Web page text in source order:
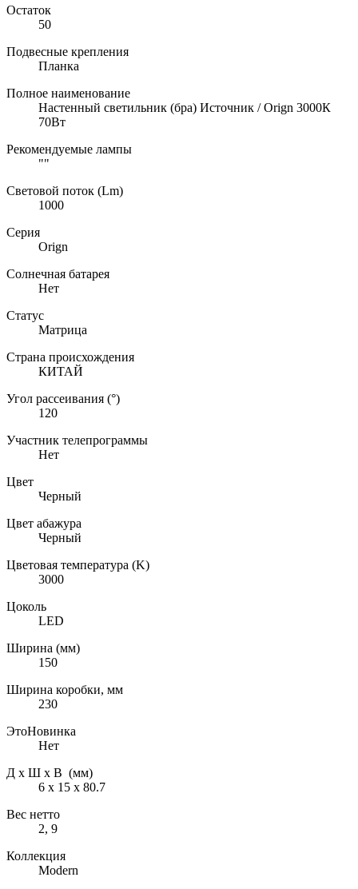
Остаток
50
Подвесные крепления
Планка
Полное наименование
Настенный светильник (бра) Источник / Orign 3000К
70Вт
Рекомендуемые лампы
""
Световой поток (Lm)
1000
Серия
Orign
Солнечная батарея
Нет
Статус
Матрица
Страна происхождения
КИТАЙ
Угол рассеивания (°)
120
Участник телепрограммы
Нет
Цвет
Черный
Цвет абажура
Черный
Цветовая температура (K)
3000
Цоколь
LED
Ширина (мм)
150
Ширина коробки, мм
230
ЭтоНовинка
Нет
Д х Ш х В (мм)
6 х 15 х 80.7
Вес нетто
2, 9
Коллекция
Modern